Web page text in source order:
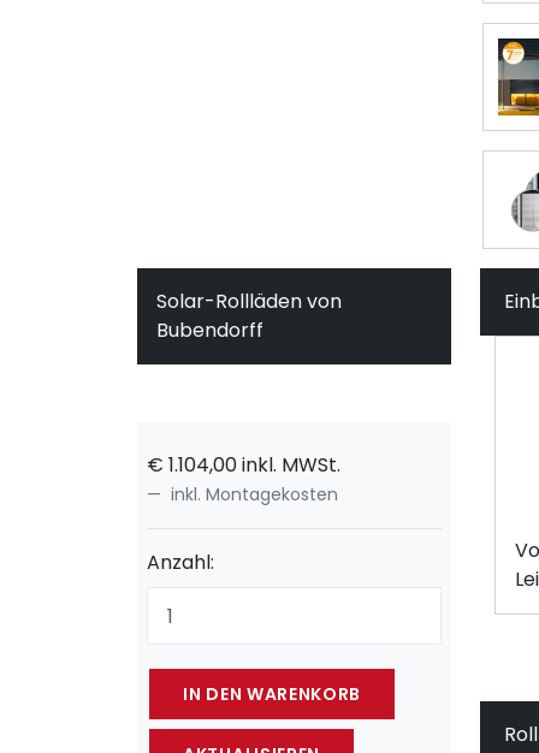
Solar-Rollläden von
Bubendorff
€ 1.104,00inkl. MWSt.
inkl. Montagekosten
Anzahl: